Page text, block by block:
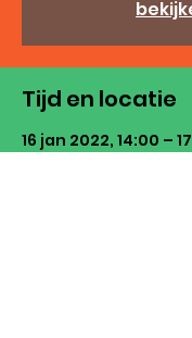
Tijd en locatie
16 jan 2022, 14:00 –